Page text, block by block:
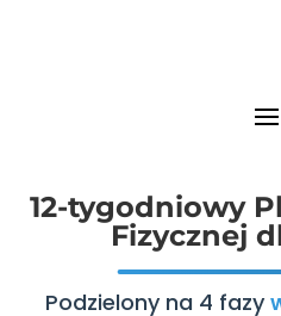
12-tygodniowy
Fizycznej
Podzielony na 4 fazy